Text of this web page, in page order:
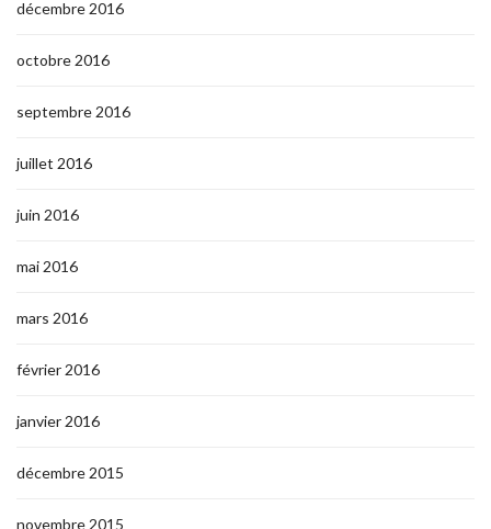
décembre 2016
octobre 2016
septembre 2016
juillet 2016
juin 2016
mai 2016
mars 2016
février 2016
janvier 2016
décembre 2015
novembre 2015